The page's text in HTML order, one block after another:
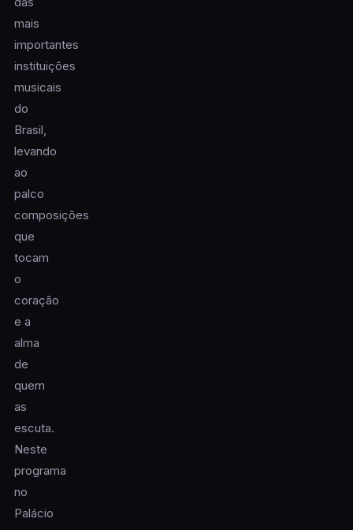
mais
importantes
instituições
musicais
do
Brasil,
levando
ao
palco
composições
que
tocam
o
coração
e a
alma
de
quem
as
escuta.
Neste
programa
no
Palácio